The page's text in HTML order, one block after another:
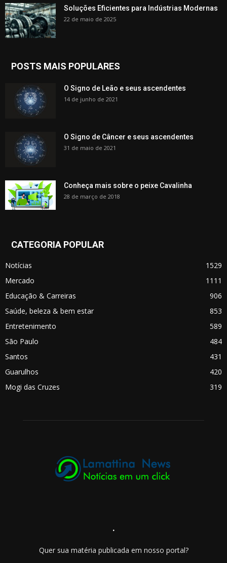
Soluções Eficientes para Indústrias Modernas
22 de maio de 2025
POSTS MAIS POPULARES
O Signo de Leão e seus ascendentes
14 de junho de 2021
O Signo de Câncer e seus ascendentes
31 de maio de 2021
Conheça mais sobre o peixe Cavalinha
28 de março de 2018
CATEGORIA POPULAR
Notícias
1529
Mercado
1111
Educação & Carreiras
906
Saúde, beleza & bem estar
853
Entretenimento
589
São Paulo
484
Santos
431
Guarulhos
420
Mogi das Cruzes
319
.
Quer sua matéria publicada em nosso portal?